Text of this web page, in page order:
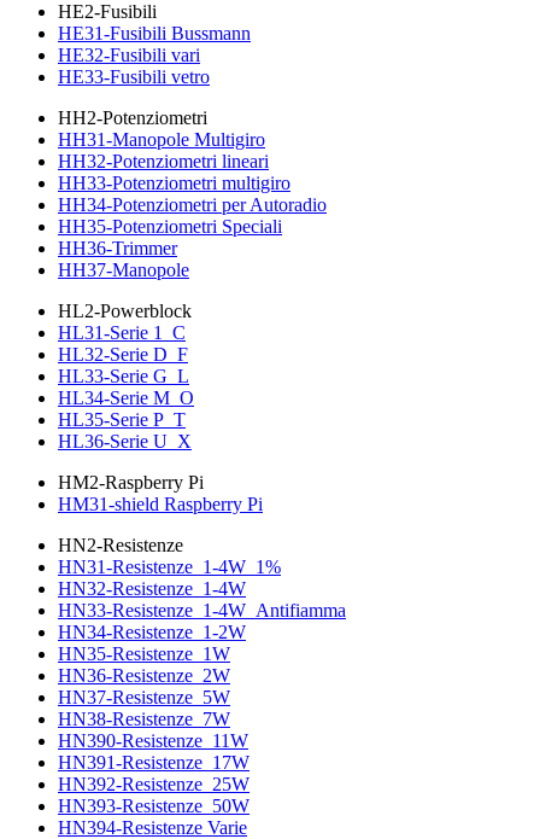
HE2-Fusibili
HE31-Fusibili Bussmann
HE32-Fusibili vari
HE33-Fusibili vetro
HH2-Potenziometri
HH31-Manopole Multigiro
HH32-Potenziometri lineari
HH33-Potenziometri multigiro
HH34-Potenziometri per Autoradio
HH35-Potenziometri Speciali
HH36-Trimmer
HH37-Manopole
HL2-Powerblock
HL31-Serie 1_C
HL32-Serie D_F
HL33-Serie G_L
HL34-Serie M_O
HL35-Serie P_T
HL36-Serie U_X
HM2-Raspberry Pi
HM31-shield Raspberry Pi
HN2-Resistenze
HN31-Resistenze_1-4W_1%
HN32-Resistenze_1-4W
HN33-Resistenze_1-4W_Antifiamma
HN34-Resistenze_1-2W
HN35-Resistenze_1W
HN36-Resistenze_2W
HN37-Resistenze_5W
HN38-Resistenze_7W
HN390-Resistenze_11W
HN391-Resistenze_17W
HN392-Resistenze_25W
HN393-Resistenze_50W
HN394-Resistenze Varie